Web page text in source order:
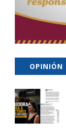
OPINIÓN